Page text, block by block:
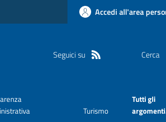
Accedi all'area
Seguici su Cerca
Turismo
Tutti gli